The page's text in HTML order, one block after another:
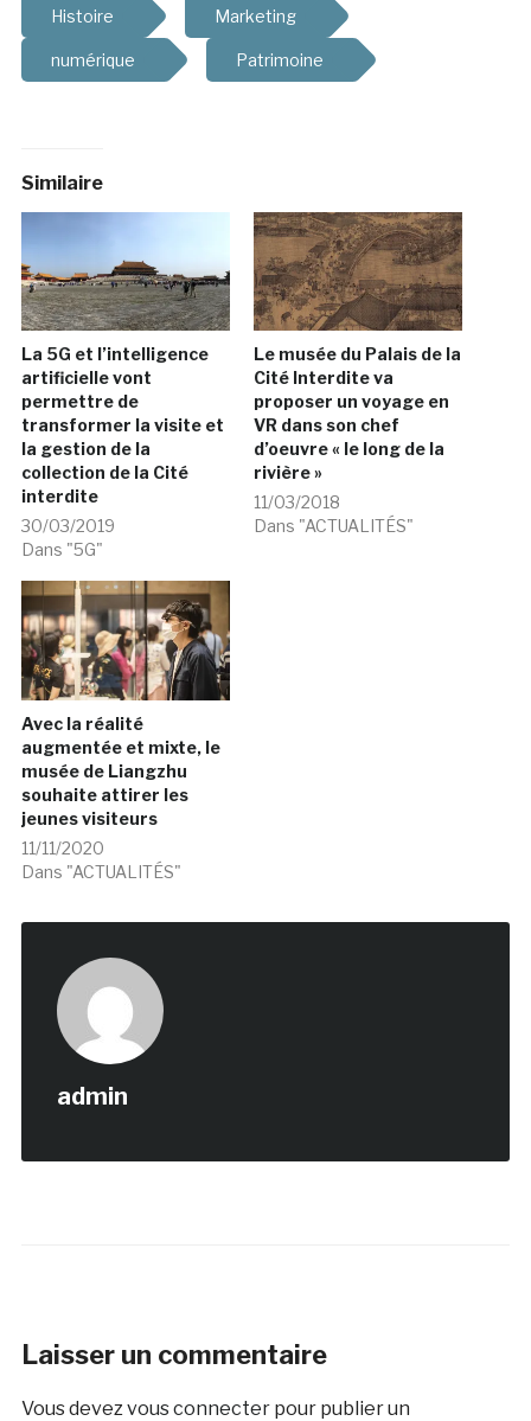
Histoire Marketing
numérique Patrimoine
Similaire
La 5G et l’intelligence
artificielle vont
permettre de
transformer la visite et
la gestion de la
collection de la Cité
interdite
30/03/2019
Dans "5G"
Le musée du Palais de la
Cité Interdite va
proposer un voyage en
VR dans son chef
d’oeuvre « le long de la
rivière »
11/03/2018
Dans "ACTUALITÉS"
Avec la réalité
augmentée et mixte, le
musée de Liangzhu
souhaite attirer les
jeunes visiteurs
11/11/2020
Dans "ACTUALITÉS"
admin
Laisser un commentaire
Vous devezvous connecterpour publier un